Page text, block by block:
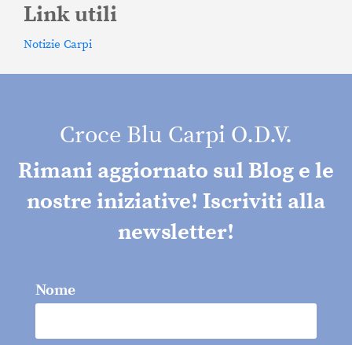
Link utili
Notizie Carpi
Croce Blu Carpi O.D.V.
Rimani aggiornato sul Blog e le
nostre iniziative! Iscriviti alla
newsletter!
Nome